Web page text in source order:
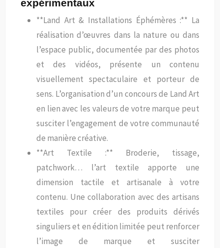
expérimentaux
**Land Art & Installations Éphémères :** La
réalisation d’œuvres dans la nature ou dans
l’espace public, documentée par des photos
et des vidéos, présente un contenu
visuellement spectaculaire et porteur de
sens. L’organisation d’un concours de Land Art
en lien avec les valeurs de votre marque peut
susciter l’engagement de votre communauté
de manière créative.
**Art Textile :** Broderie, tissage,
patchwork… l’art textile apporte une
dimension tactile et artisanale à votre
contenu. Une collaboration avec des artisans
textiles pour créer des produits dérivés
singuliers et en édition limitée peut renforcer
l’image de marque et susciter